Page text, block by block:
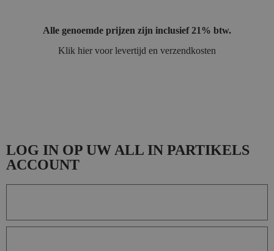
Alle genoemde prijzen zijn inclusief 21% btw.
Klik hier voor levertijd en verzendkosten
LOG IN OP UW ALL IN PARTIKELS
ACCOUNT